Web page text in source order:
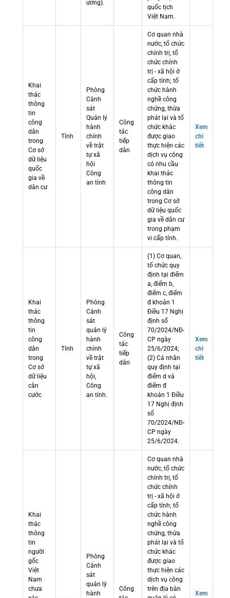
ương).
quốc tịch
Việt Nam.
Khai
thác
thông
tin
công
dân
trong
Cơ sở
dữ liệu
quốc
gia về
dân cư
Tỉnh
Phòng
Cảnh
sát
Quản lý
hành
chính
về trật
tự xã
hội
Công
an tỉnh
Công
tác
tiếp
dân
Cơ quan nhà
nước, tổ chức
chính trị, tổ
chức chính
trị - xã hội ở
cấp tỉnh; tổ
chức hành
nghề công
chứng, thừa
phát lại và tổ
chức khác
được giao
thực hiện các
dịch vụ công
có nhu cầu
khai thác
thông tin
công dân
trong Cơ sở
dữ liệu quốc
gia về dân cư
trong phạm
vi cấp tỉnh.
Xem
chi
tiết
Khai
thác
thông
tin
công
dân
trong
Cơ sở
dữ liệu
căn
cước
Tỉnh
Phòng
Cảnh
sát
quản lý
hành
chính
về trật
tự xã
hội,
Công
an tỉnh.
Công
tác
tiếp
dân
(1) Cơ quan,
tổ chức quy
định tại điểm
a, điểm b,
điểm c, điểm
đ khoản 1
Điều 17 Nghị
định số
70/2024/NĐ-
CP ngày
25/6/2024;
(2) Cá nhân
quy định tại
điểm d và
điểm đ
khoản 1 Điều
17 Nghị định
số
70/2024/NĐ-
CP ngày
25/6/2024.
Xem
chi
tiết
Khai
thác
thông
tin
người
gốc
Việt
Nam
chưa
Phòng
Cảnh
sát
quản lý
hành
Công
Cơ quan nhà
nước, tổ chức
chính trị, tổ
chức chính
trị - xã hội ở
cấp tỉnh; tổ
chức hành
nghề công
chứng, thừa
phát lại và tổ
chức khác
được giao
thực hiện các
dịch vụ công
trên địa bàn
Xem